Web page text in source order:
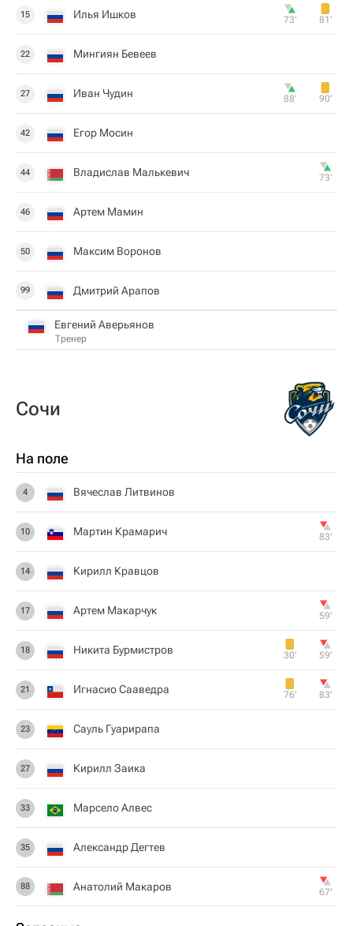
15 Илья Ишков 73‎’‎ 81‎’‎
22 Мингиян Бевеев
27 Иван Чудин 88‎’‎ 90‎’‎
42 Егор Мосин
44 Владислав Малькевич 73‎’‎
46 Артем Мамин
50 Максим Воронов
99 Дмитрий Арапов
Евгений Аверьянов
Тренер
Сочи
На поле
4 Вячеслав Литвинов
10 Мартин Крамарич 83‎’‎
14 Кирилл Кравцов
17 Артем Макарчук 59‎’‎
18 Никита Бурмистров 30‎’‎ 59‎’‎
21 Игнасио Сааведра 76‎’‎ 83‎’‎
23 Сауль Гуарирапа
27 Кирилл Заика
33 Марсело Алвес
35 Александр Дегтев
88 Анатолий Макаров 67‎’‎